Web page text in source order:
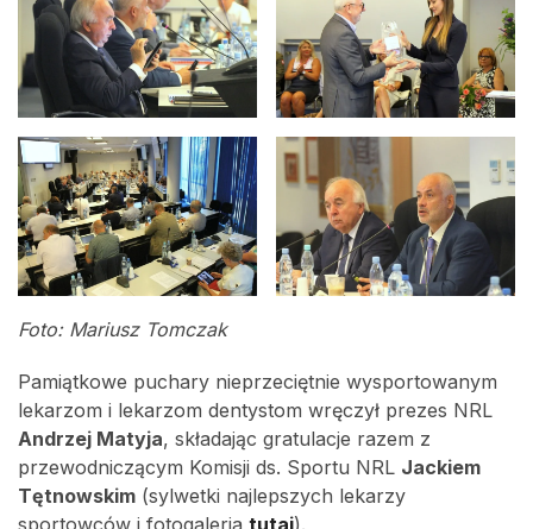
Foto: Mariusz Tomczak
Pamiątkowe puchary nieprzeciętnie wysportowanym
lekarzom i lekarzom dentystom wręczył prezes NRL
Andrzej Matyja, składając gratulacje razem z
przewodniczącym Komisji ds. Sportu NRL Jackiem
Tętnowskim (sylwetki najlepszych lekarzy
sportowców i fotogaleria tutaj).